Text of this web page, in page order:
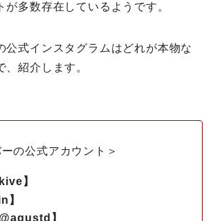
が多数存在しているようです。
公式インスタグラムはどれが本物な
紹介します。
の公式アカウント＞
】
】
】